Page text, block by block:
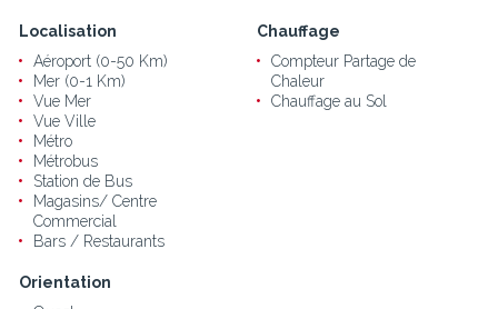
Localisation
Aéroport (0-50 Km)
Mer (0-1 Km)
Vue Mer
Vue Ville
Métro
Métrobus
Station de Bus
Magasins/ Centre
Commercial
Bars / Restaurants
Chauffage
Compteur Partage de
Chaleur
Chauffage au Sol
Orientation